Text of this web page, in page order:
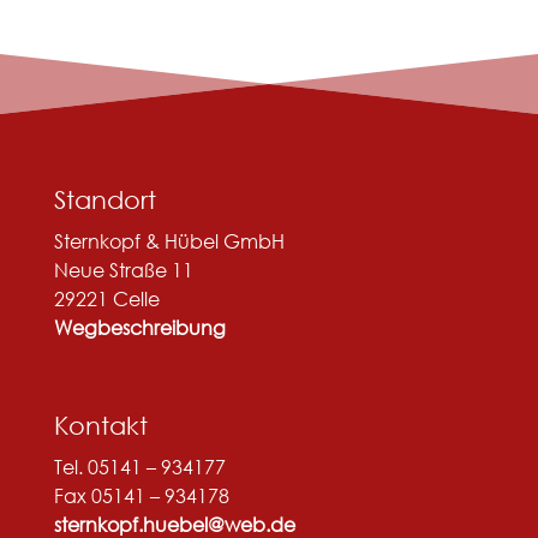
Standort
Sternkopf & Hübel GmbH
Neue Straße 11
29221 Celle
Wegbeschreibung
Kontakt
Tel. 05141 – 934177
Fax 05141 – 934178
sternkopf.huebel@web.de